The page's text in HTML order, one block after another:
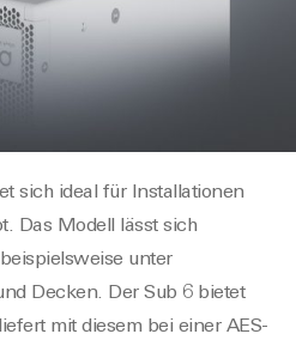
sich ideal für Installationen
Das Modell lässt sich
unter
Decken. Der Sub 6 bietet
mit diesem bei einer AES-